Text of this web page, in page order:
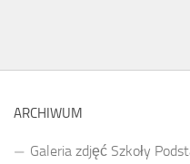
ARCHIWUM
Galeria zdjęć Szkoły